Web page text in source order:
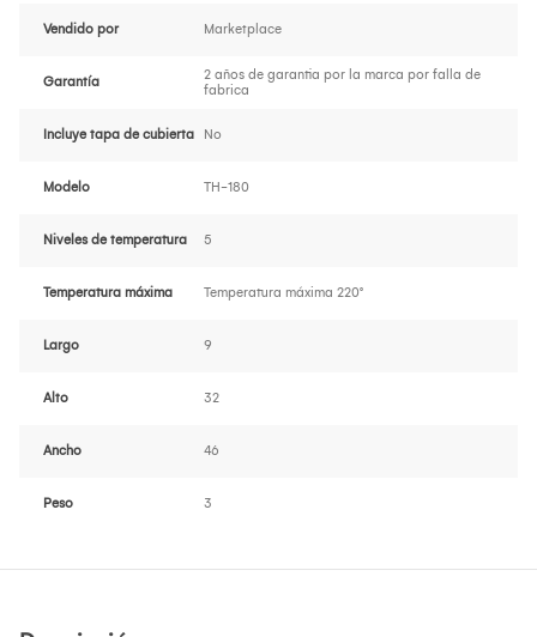
Vendido por Marketplace
Garantía
2 años de garantia por la marca por falla de
fabrica
Incluye tapa de cubierta No
Modelo TH-180
Niveles de temperatura 5
Temperatura máxima Temperatura máxima 220°
Largo 9
Alto 32
Ancho 46
Peso 3